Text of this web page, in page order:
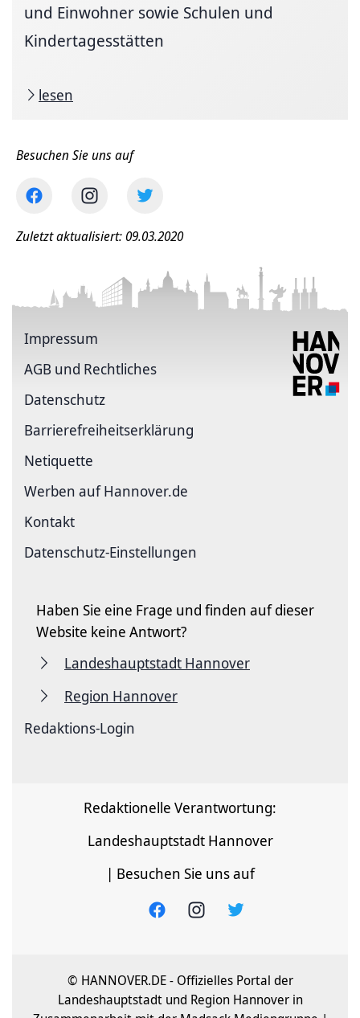
und Einwohner sowie Schulen und
Kindertagesstätten
lesen
Besuchen Sie uns auf
Zuletzt aktualisiert: 09.03.2020
Impressum
AGB und Rechtliches
Datenschutz
Barriere­freiheits­erklärung
Netiquette
Werben auf Hannover.de
Kontakt
Datenschutz-Einstellungen
Haben Sie eine Frage und finden auf dieser
Website keine Antwort?
Landeshauptstadt Hannover
Region Hannover
Redaktions-Login
Redaktionelle Verantwortung:
Landeshauptstadt Hannover
| Besuchen Sie uns auf
© HANNOVER.DE - Offizielles Portal der
Landeshauptstadt und Region Hannover in